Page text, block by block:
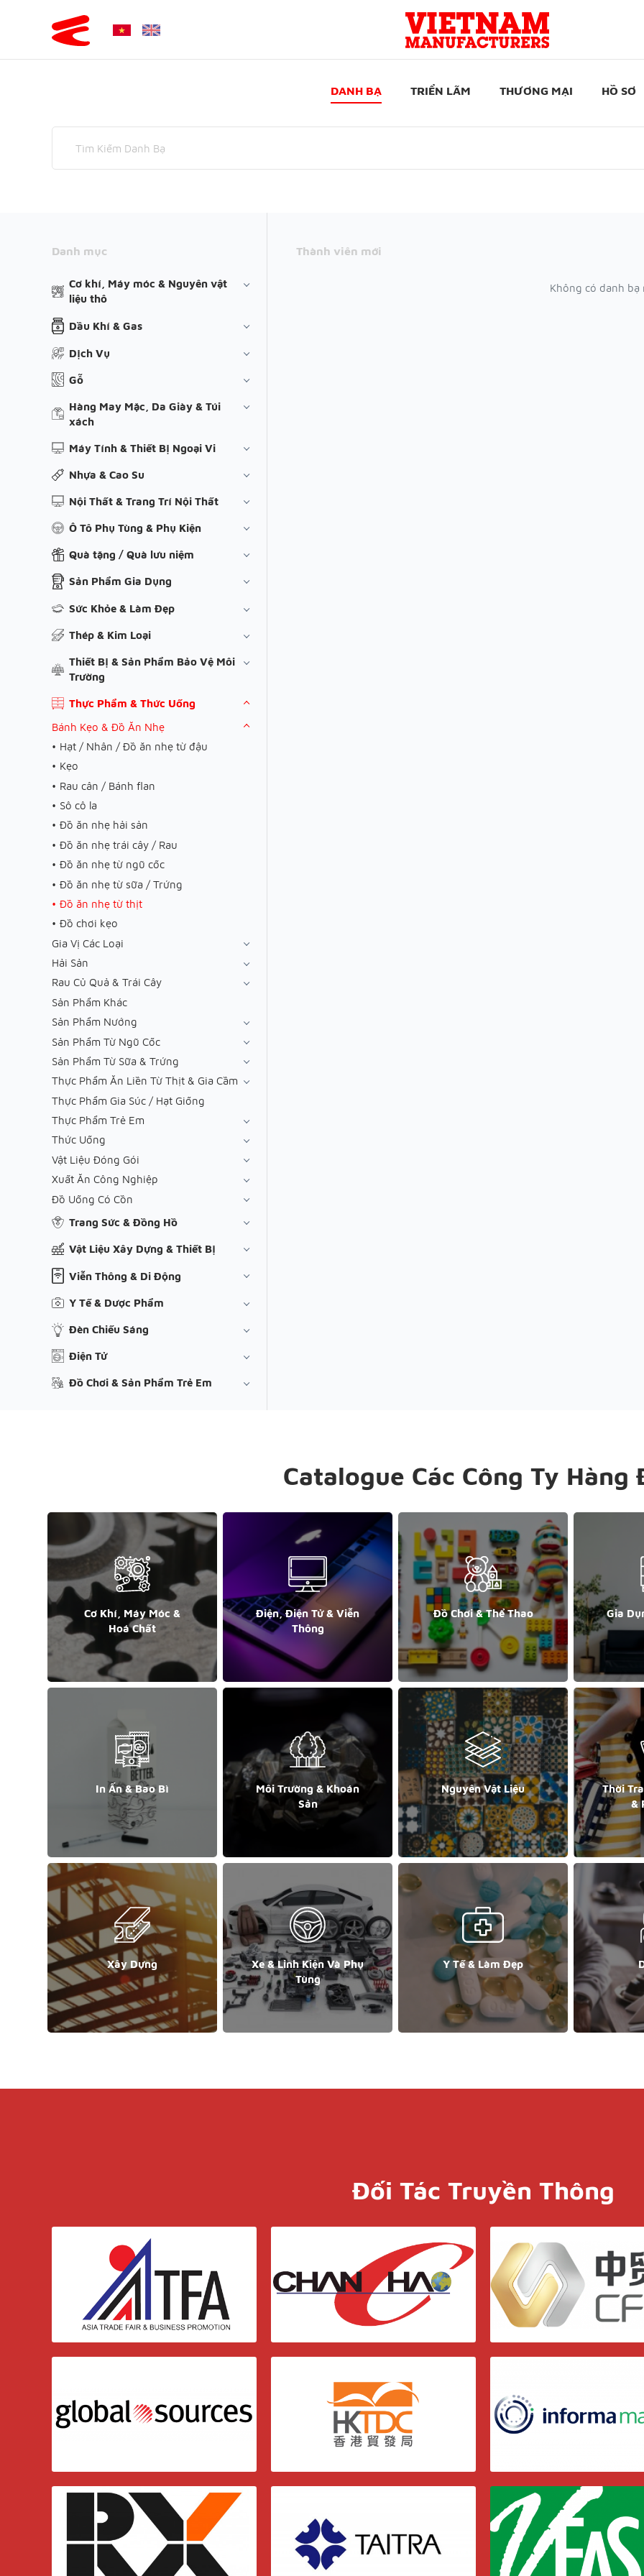
DANH BẠ TRIỂN LÃM THƯƠNG MẠI HỒ SƠ
Danh mục
Cơ khí, Máy móc & Nguyên vật
liệu thô
Dầu Khí & Gas
Dịch Vụ
Gỗ
Hàng May Mặc, Da Giày & Túi
xách
Máy Tính & Thiết Bị Ngoại Vi
Nhựa & Cao Su
Nội Thất & Trang Trí Nội Thất
Ô Tô Phụ Tùng & Phụ Kiện
Quà tặng / Quà lưu niệm
Sản Phẩm Gia Dụng
Sức Khỏe & Làm Đẹp
Thép & Kim Loại
Thiết Bị & Sản Phẩm Bảo Vệ Môi
Trường
Thực Phẩm & Thức Uống
Bánh Kẹo & Đồ Ăn Nhẹ
Hạt / Nhân / Đồ ăn nhẹ từ đậu
Kẹo
Rau cân / Bánh flan
Sô cô la
Đồ ăn nhẹ hải sản
Đồ ăn nhẹ trái cây / Rau
Đồ ăn nhẹ từ ngũ cốc
Đồ ăn nhẹ từ sữa / Trứng
Đồ ăn nhẹ từ thịt
Đồ chơi kẹo
Gia Vị Các Loại
Hải Sản
Rau Củ Quả & Trái Cây
Sản Phẩm Khác
Sản Phẩm Nướng
Sản Phẩm Từ Ngũ Cốc
Sản Phẩm Từ Sữa & Trứng
Thực Phẩm Ăn Liền Từ Thịt & Gia Cầm
Thực Phẩm Gia Súc / Hạt Giống
Thực Phẩm Trẻ Em
Thức Uống
Vật Liệu Đóng Gói
Xuất Ăn Công Nghiệp
Đồ Uống Có Cồn
Trang Sức & Đồng Hồ
Vật Liệu Xây Dựng & Thiết Bị
Viễn Thông & Di Động
Y Tế & Dược Phẩm
Đèn Chiếu Sáng
Điện Tử
Đồ Chơi & Sản Phẩm Trẻ Em
Thành viên mới
Không có danh bạ
Catalogue Các Công Ty Hàng
Cơ Khí, Máy Móc &
Hoá Chất
Điện, Điện Tử & Viễn
Thông
Đồ Chơi & Thể Thao Gia
In Ấn & Bao Bì
Môi Trường & Khoán
Sản
Nguyên Vật Liệu
Thời
&
Xây Dựng
Xe & Linh Kiện Và Phụ
Tùng
Y Tế & Làm Đẹp
Đối Tác Truyền Thông